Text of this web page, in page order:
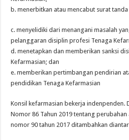
b. menerbitkan atau mencabut surat
c. menyelidiki dari menangani masalah
pelanggaran disiplin profesi Tenaga
d. menetapkan dan memberikan sanksi
Kefarmasian; dan
e. memberikan pertimbangan pendirian
pendidikan Tenaga Kefarmasian
Konsil kefarmasian bekerja indenpenden.
Nomor 86 Tahun 2019 tentang
nomor 90 tahun 2017 ditambahkan